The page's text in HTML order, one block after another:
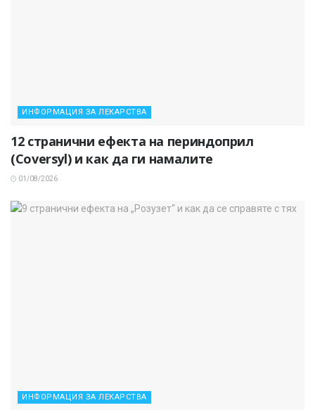
ИНФОРМАЦИЯ ЗА ЛЕКАРСТВА
12 странични ефекта на периндоприл
(Coversyl) и как да ги намалите
01/08/2026
ИНФОРМАЦИЯ ЗА ЛЕКАРСТВА